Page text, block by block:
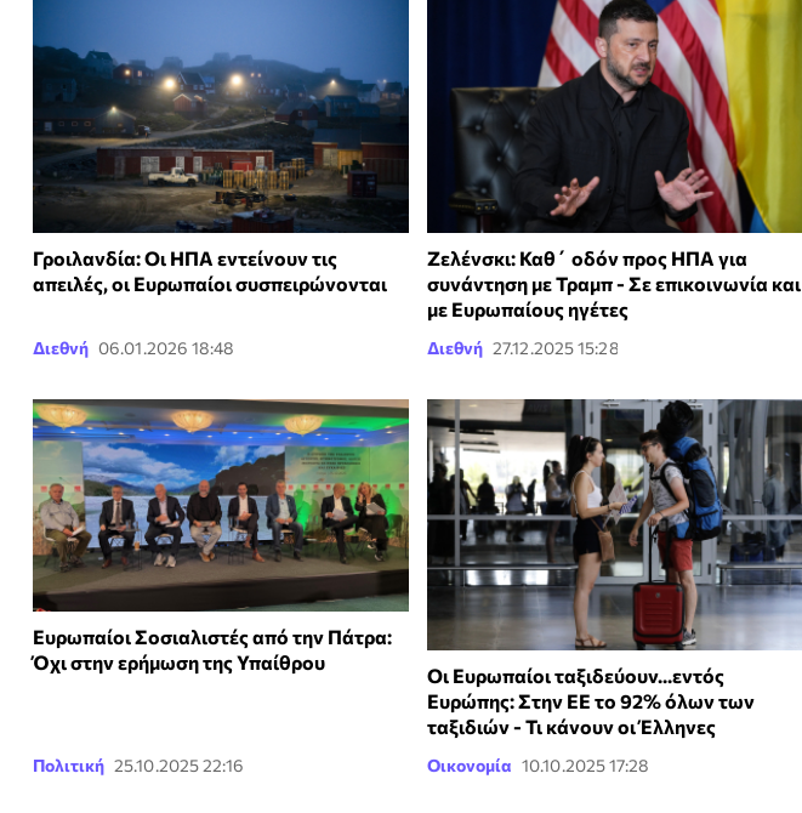
Γροιλανδία: Οι ΗΠΑ εντείνουν τις
απειλές, οι Ευρωπαίοι συσπειρώνονται
Διεθνή 06.01.2026 18:48
Ζελένσκι: Καθ΄ οδόν προς ΗΠΑ για
συνάντηση με Τραμπ - Σε επικοινωνία και
με Ευρωπαίους ηγέτες
Διεθνή 27.12.2025 15:28
Ευρωπαίοι Σοσιαλιστές από την Πάτρα:
Όχι στην ερήμωση της Υπαίθρου
Πολιτική 25.10.2025 22:16
Οι Ευρωπαίοι ταξιδεύουν...εντός
Ευρώπης: Στην ΕΕ το 92% όλων των
ταξιδιών - Τι κάνουν οι Έλληνες
Οικονομία 10.10.2025 17:28